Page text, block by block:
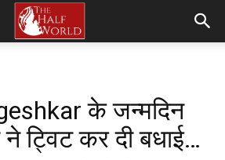
के जन्मदिन
ने ट्विट कर दी बधाई…